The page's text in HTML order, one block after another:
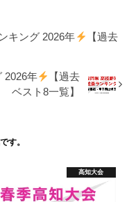
キング 2026年
【過去
2026年
【過去
ベスト8一覧】
す。
高知大会